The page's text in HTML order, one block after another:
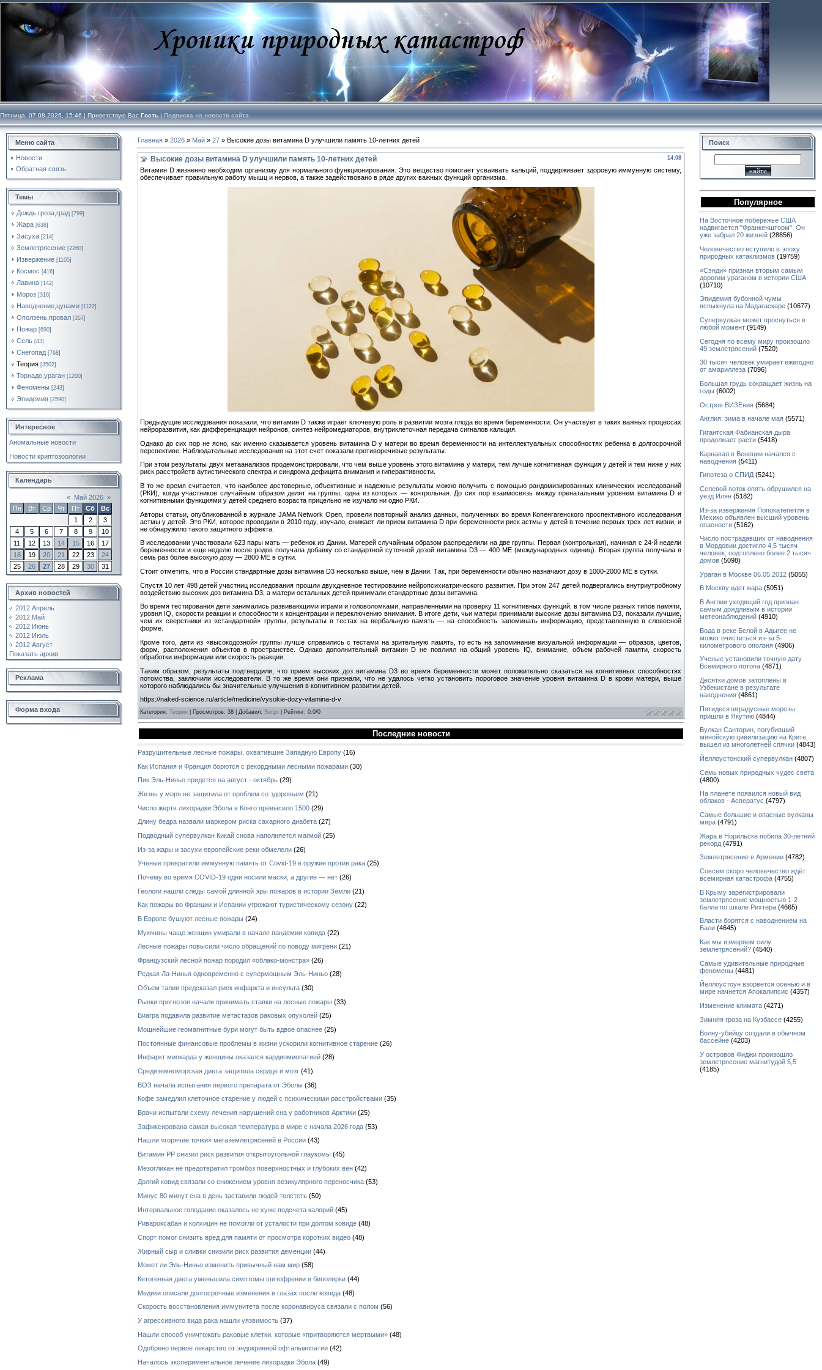
Пятница, 07.08.2026, 15:46 | Приветствую Вас Гость | Подписка на новости сайта
Меню сайта
Новости
Обратная связь
Темы
Дождь,гроза,град [799]
Жара [638]
Засуха [214]
Землетрясение [2260]
Извержение [1105]
Космос [416]
Лавина [142]
Мороз [316]
Наводнение,цунами [1122]
Оползень,провал [357]
Пожар [690]
Сель [43]
Снегопад [768]
Теория [3502]
Торнадо,ураган [1200]
Феномены [243]
Эпидемия [2590]
Интересное
Аномальные новости
Новости криптозоологии
Календарь
« Май 2026 »
Пн
Вт Ср Чт Пт Сб
Вс
1
2
3
4
5 6 7 8 9
10
11
12 13 14 15 16
17
18
19 20 21 22 23
24
25
26 27 28 29 30 31
Архив новостей
2012 Апрель
2012 Май
2012 Июнь
2012 Июль
2012 Август
Показать архив
Реклама
Форма входа
Главная » 2026 » Май » 27 » Высокие дозы витамина D улучшили память 10-летних детей
14:08
Высокие дозы витамина D улучшили память 10-летних детей
Витамин D жизненно необходим организму для нормального функционирования. Это вещество помогает усваивать кальций, поддерживает здоровую иммунную систему,
обеспечивает правильную работу мышц и нервов, а также задействовано в ряде других важных функций организма.
Предыдущие исследования показали, что витамин D также играет ключевую роль в развитии мозга плода во время беременности. Он участвует в таких важных процессах
нейроразвития, как дифференциация нейронов, синтез нейромедиаторов, внутриклеточная передача сигналов кальция.
Однако до сих пор не ясно, как именно сказывается уровень витамина D у матери во время беременности на интеллектуальных способностях ребенка в долгосрочной
перспективе. Наблюдательные исследования на этот счет показали противоречивые результаты.
При этом результаты двух метаанализов продемонстрировали, что чем выше уровень этого витамина у матери, тем лучше когнитивная функция у детей и тем ниже у них
риск расстройств аутистического спектра и синдрома дефицита внимания и гиперактивности.
В то же время считается, что наиболее достоверные, объективные и надежные результаты можно получить с помощью рандомизированных клинических исследований
(РКИ), когда участников случайным образом делят на группы, одна из которых — контрольная. До сих пор взаимосвязь между пренатальным уровнем витамина D и
когнитивными функциями у детей среднего возраста прицельно не изучало ни одно РКИ.
Авторы статьи, опубликованной в журнале JAMA Network Open, провели повторный анализ данных, полученных во время Копенгагенского проспективного исследования
астмы у детей. Это РКИ, которое проводили в 2010 году, изучало, снижает ли прием витамина D при беременности риск астмы у детей в течение первых трех лет жизни, и
не обнаружило такого защитного эффекта.
В исследовании участвовали 623 пары мать — ребенок из Дании. Матерей случайным образом распределили на две группы. Первая (контрольная), начиная с 24-й недели
беременности и еще неделю после родов получала добавку со стандартной суточной дозой витамина D3 — 400 МЕ (международных единиц). Вторая группа получала в
семь раз более высокую дозу — 2800 МЕ в сутки.
Стоит отметить, что в России стандартные дозы витамина D3 несколько выше, чем в Дании. Так, при беременности обычно назначают дозу в 1000-2000 МЕ в сутки.
Спустя 10 лет 498 детей участниц исследования прошли двухдневное тестирование нейропсихиатрического развития. При этом 247 детей подвергались внутриутробному
воздействию высоких доз витамина D3, а матери остальных детей принимали стандартные дозы витамина.
Во время тестирования дети занимались развивающими играми и головоломками, направленными на проверку 11 когнитивных функций, в том числе разных типов памяти,
уровня IQ, скорости реакции и способности к концентрации и переключению внимания. В итоге дети, чьи матери принимали высокие дозы витамина D3, показали лучшие,
чем их сверстники из «стандартной» группы, результаты в тестах на вербальную память — на способность запоминать информацию, представленную в словесной
форме.
Кроме того, дети из «высокодозной» группы лучше справились с тестами на зрительную память, то есть на запоминание визуальной информации — образов, цветов,
форм, расположения объектов в пространстве. Однако дополнительный витамин D не повлиял на общий уровень IQ, внимание, объем рабочей памяти, скорость
обработки информации или скорость реакции.
Таким образом, результаты подтвердили, что прием высоких доз витамина D3 во время беременности может положительно сказаться на когнитивных способностях
потомства, заключили исследователи. В то же время они признали, что не удалось четко установить пороговое значение уровня витамина D в крови матери, выше
которого наблюдались бы значительные улучшения в когнитивном развитии детей.
https://naked-science.ru/article/medicine/vysokie-dozy-vitamina-d-v
Категория: Теория Просмотров: 38 | Добавил: Sergo Рейтинг: 0.0/0
Последние новости
Разрушительные лесные пожары, охватившие Западную Европу (16)
Как Испания и Франция борются с рекордными лесными пожарами (30)
Пик Эль-Ниньо придется на август - октябрь (29)
Жизнь у моря не защитила от проблем со здоровьем (21)
Число жертв лихорадки Эбола в Конго превысило 1500 (29)
Длину бедра назвали маркером риска сахарного диабета (27)
Подводный супервулкан Кикай снова наполняется магмой (25)
Из-за жары и засухи европейские реки обмелели (26)
Ученые превратили иммунную память от Covid-19 в оружие против рака (25)
Почему во время COVID-19 одни носили маски, а другие — нет (26)
Геологи нашли следы самой длинной эры пожаров в истории Земли (21)
Как пожары во Франции и Испании угрожают туристическому сезону (22)
В Европе бушуют лесные пожары (24)
Мужчины чаще женщин умирали в начале пандемии ковида (22)
Лесные пожары повысили число обращений по поводу мигрени (21)
Французский лесной пожар породил «облако-монстра» (26)
Редкая Ла-Нинья одновременно с супермощным Эль-Ниньо (28)
Объем талии предсказал риск инфаркта и инсульта (30)
Рынки прогнозов начали принимать ставки на лесные пожары (33)
Виагра подавила развитие метастазов раковых опухолей (25)
Мощнейшие геомагнитные бури могут быть вдвое опаснее (25)
Постоянные финансовые проблемы в жизни ускорили когнитивное старение (26)
Инфаркт миокарда у женщины оказался кардиомиопатией (28)
Средиземноморская диета защитила сердце и мозг (41)
ВОЗ начала испытания первого препарата от Эболы (36)
Кофе замедлил клеточное старение у людей с психическими расстройствами (35)
Врачи испытали схему лечения нарушений сна у работников Арктики (25)
Зафиксирована самая высокая температура в мире с начала 2026 года (53)
Нашли «горячие точки» мегаземлетрясений в России (43)
Витамин PP снизил риск развития открытоугольной глаукомы (45)
Мезогликан не предотвратил тромбоз поверхностных и глубоких вен (42)
Долгий ковид связали со снижением уровня везикулярного переносчика (53)
Минус 80 минут сна в день заставили людей толстеть (50)
Интервальное голодание оказалось не хуже подсчета калорий (45)
Ривароксабан и колхицин не помогли от усталости при долгом ковиде (48)
Спорт помог снизить вред для памяти от просмотра коротких видео (48)
Жирный сыр и сливки снизили риск развития деменции (44)
Может ли Эль-Ниньо изменить привычный нам мир (58)
Кетогенная диета уменьшила симптомы шизофрении и биполярки (44)
Медики описали долгосрочные изменения в глазах после ковида (48)
Скорость восстановления иммунитета после коронавируса связали с полом (56)
У агрессивного вида рака нашли уязвимость (37)
Нашли способ уничтожать раковые клетки, которые «притворяются мертвыми» (48)
Одобрено первое лекарство от эндокринной офтальмопатии (42)
Началось экспериментальное лечение лихорадки Эбола (49)
Поиск
Популярное
На Восточное побережье США
надвигается "Франкеншторм". Он
уже забрал 20 жизней (28856)
Человечество вступило в эпоху
природных катаклизмов (19759)
«Сэнди» признан вторым самым
дорогим ураганом в истории США
(10710)
Эпидемия бубонной чумы
вспыхнула на Мадагаскаре (10677)
Супервулкан может проснуться в
любой момент (9149)
Сегодня по всему миру произошло
49 землетрясений (7520)
30 тысяч человек умирает ежегодно
от амариллеза (7096)
Большая грудь сокращает жизнь на
годы (6002)
Остров ВИЗЕния (5684)
Англия: зима в начале мая (5571)
Гигантская Фабианская дыра
продолжает расти (5418)
Карнавал в Венеции начался с
наводнения (5411)
Гипотеза о СПИД (5241)
Селевой поток опять обрушился на
уезд Илян (5182)
Из-за извержения Попокатепетля в
Мехико объявлен высший уровень
опасности (5162)
Число пострадавших от наводнения
в Мордовии достигло 4,5 тысяч
человек, подтоплено более 2 тысяч
домов (5098)
Ураган в Москве 06.05.2012 (5055)
В Москву идет жара (5051)
В Англии уходящий год признан
самым дождливым в истории
метеонаблюдений (4910)
Вода в реке Белой в Адыгее не
может очиститься из-за 5-
километрового оползня (4906)
Ученые установили точную дату
Всемирного потопа (4871)
Десятки домов затоплены в
Узбекистане в результате
наводнения (4861)
Пятидесятиградусные морозы
пришли в Якутию (4844)
Вулкан Санторин, погубивший
минойскую цивилизацию на Крите,
вышел из многолетней спячки (4843)
Йеллоустонский супервулкан (4807)
Семь новых природных чудес света
(4800)
На планете появился новый вид
облаков - Асператус (4797)
Самые большие и опасные вулканы
мира (4791)
Жара в Норильске побила 30-летний
рекорд (4791)
Землетрясение в Армении (4782)
Совсем скоро человечество ждёт
всемирная катастрофа (4755)
В Крыму зарегистрировали
землетрясение мощностью 1-2
балла по шкале Рихтера (4665)
Власти борятся с наводнением на
Бали (4645)
Как мы измеряем силу
землетрясений? (4540)
Самые удивительные природные
феномены (4481)
Йеллоустоун взорвется осенью и в
мире начнется Апокалипсис (4357)
Изменение климата (4271)
Зимняя гроза на Кузбассе (4255)
Волну-убийцу создали в обычном
бассейне (4203)
У островов Фиджи произошло
землетрясение магнитудой 5,5
(4185)